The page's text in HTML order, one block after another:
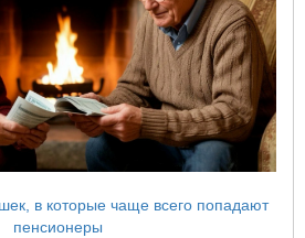
в которые чаще всего попадают
пенсионеры